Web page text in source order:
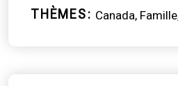
THÈMES Canada Famille